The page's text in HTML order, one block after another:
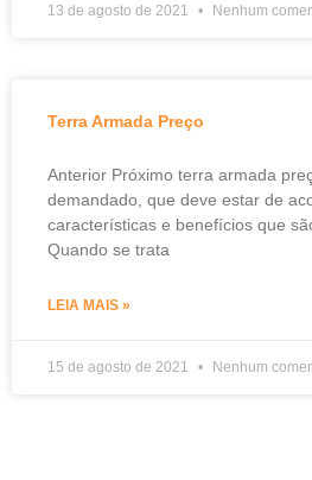
13 de agosto de 2021 Nenhum
Terra Armada Preço
Anterior Próximo terra armada
demandado, que deve estar de
características e benefícios que
Quando se trata
LEIA MAIS »
15 de agosto de 2021 Nenhum